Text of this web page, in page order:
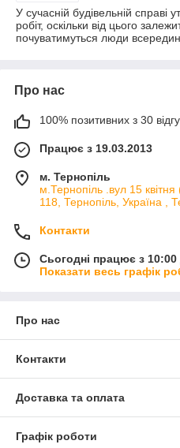
У сучасній будівельній
робіт, оскільки від цього
почуватимуться люди
Про нас
100% позитивних з 30
Працює з 19.03.2013
м. Тернопіль
м.Тернопіль .вул 15
118, Тернопіль, Україна ,
Контакти
Сьогодні працює з
Показати весь графік
Про нас
Контакти
Доставка та оплата
Графік роботи